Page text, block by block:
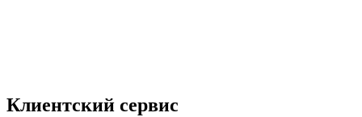
Клиентский сервис